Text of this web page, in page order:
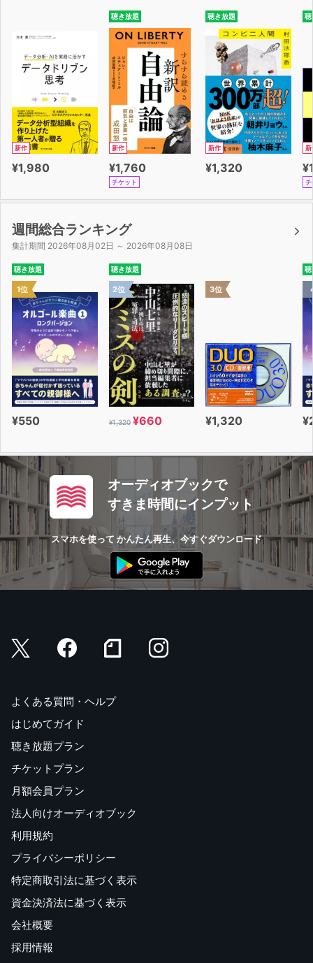
(C)2007 H.Matsuo K.Nagai (P)2024 小学館
新作
¥1,980
聴き放題
新作
¥1,760
チケット
聴き放題
新作
¥1,320
聴
新
チ
週間総合ランキング
集計期間 2026年08月02日 ～ 2026年08月08日
聴き放題
1位
¥550
聴き放題
2位
¥1,320 ¥660
3位
¥1,320
聴
オーディオブックで
すきま時間にインプット
スマホを使って かんたん再生、今すぐダウンロード
よくある質問・ヘルプ
はじめてガイド
聴き放題プラン
チケットプラン
月額会員プラン
法人向けオーディオブック
利用規約
プライバシーポリシー
特定商取引法に基づく表示
資金決済法に基づく表示
会社概要
採用情報